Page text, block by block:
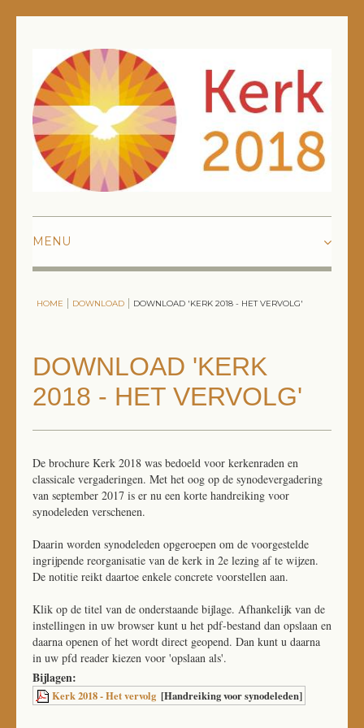
DOWNLOAD
HOME DOWNLOAD DOWNLOAD 'KERK 2018 - HET VERVOLG'
DOWNLOAD 'KERK
2018 - HET VERVOLG'
De brochure Kerk 2018 was bedoeld voor kerkenraden en
classicale vergaderingen. Met het oog op de synodevergadering
van september 2017 is er nu een korte handreiking voor
synodeleden verschenen.
Daarin worden synodeleden opgeroepen om de voorgestelde
ingrijpende reorganisatie van de kerk in 2e lezing af te wijzen.
De notitie reikt daartoe enkele concrete voorstellen aan.
Klik op de titel van de onderstaande bijlage. Afhankelijk van de
instellingen in uw browser kunt u het pdf-bestand dan opslaan en
daarna openen of het wordt direct geopend. Dan kunt u daarna
in uw pfd reader kiezen voor 'opslaan als'.
Bijlagen:
Kerk 2018 - Het vervolg [Handreiking voor synodeleden]